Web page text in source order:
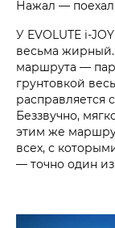
Нажал —
У EVOLUTE
весьма жирный.
маршрута —
грунтовкой
расправляется
Беззвучно,
этим же
всех, с
— точно один